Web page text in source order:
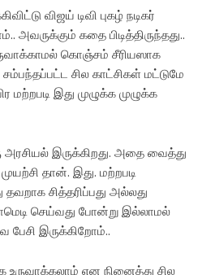
விஜய் டிவி புகழ் நடிகர்
கதை பிடித்திருந்தது..
கொஞ்சம் சீரியஸாக
சில காட்சிகள் மட்டுமே
மற்றபடி இது முழுக்க முழுக்க
அரசியல் இருக்கிறது. அதை வைத்து
தான். இது. மற்றபடி
சித்தரிப்பது அல்லது
செய்வது போன்று இல்லாமல்
பேசி இருக்கிறோம்..
என நினைத்து சில